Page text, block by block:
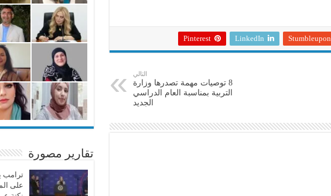
Stumbleupon
LinkedIn
Pinterest
التالي
8 توصيات مهمة تصدرها وزارة
التربية بمناسبة العام الدراسي
الجديد
تقارير مصورة
ترامب
على